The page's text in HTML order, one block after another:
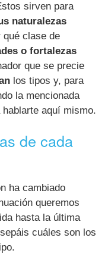
sirven para
naturalezas
qué clase de
o fortalezas
que se precie
los tipos y, para
la mencionada
aquí mismo.
de cada
ha cambiado
queremos
hasta la última
cuáles son los